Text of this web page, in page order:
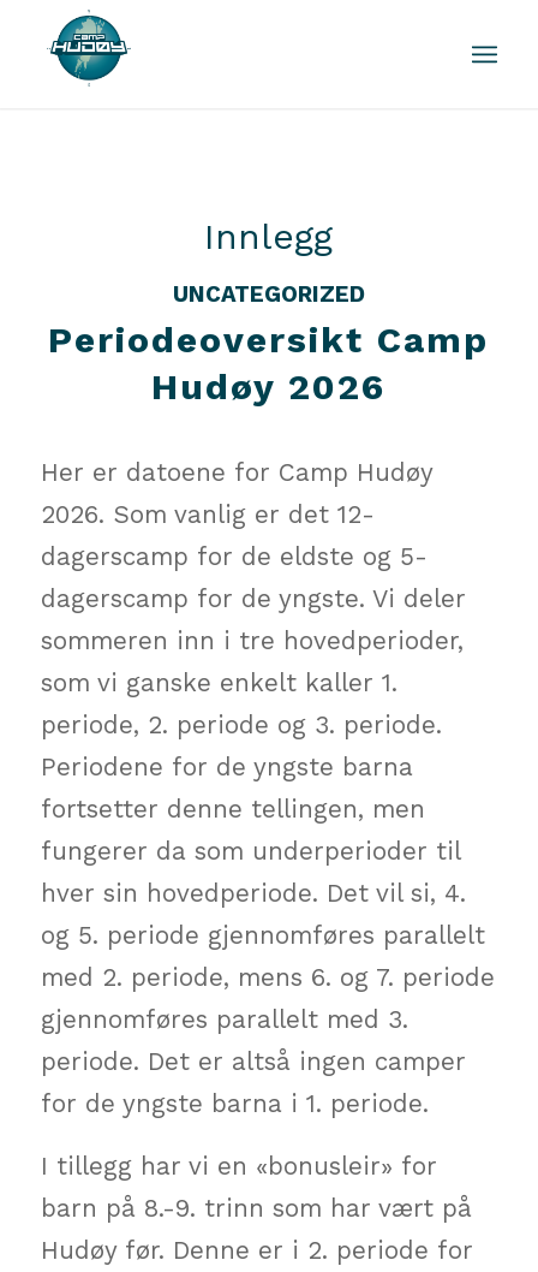
Innlegg
UNCATEGORIZED
Periodeoversikt Camp
Hudøy 2026
Her er datoene for Camp Hudøy
2026. Som vanlig er det 12-
dagerscamp for de eldste og 5-
dagerscamp for de yngste. Vi deler
sommeren inn i tre hovedperioder,
som vi ganske enkelt kaller 1.
periode, 2. periode og 3. periode.
Periodene for de yngste barna
fortsetter denne tellingen, men
fungerer da som underperioder til
hver sin hovedperiode. Det vil si, 4.
og 5. periode gjennomføres parallelt
med 2. periode, mens 6. og 7. periode
gjennomføres parallelt med 3.
periode. Det er altså ingen camper
for de yngste barna i 1. periode.
I tillegg har vi en «bonusleir» for
barn på 8.-9. trinn som har vært på
Hudøy før. Denne er i 2. periode for